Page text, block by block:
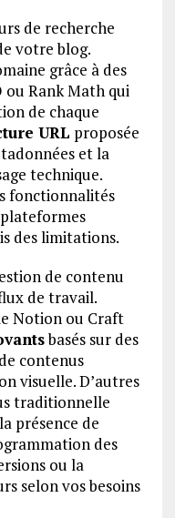
de recherche
votre blog.
grâce à des
ou Rank Math qui
de chaque
URL proposée
et la
technique.
fonctionnalités
plateformes
des limitations.
de contenu
de travail.
Notion ou Craft
basés sur des
contenus
visuelle. D’autres
traditionnelle
présence de
des
ou la
selon vos besoins